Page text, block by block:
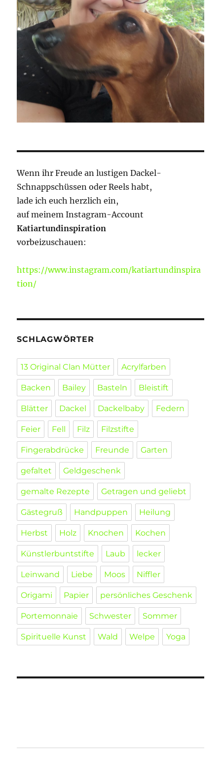
Wenn ihr Freude an lustigen Dackel-
Schnappschüssen oder Reels habt,
lade ich euch herzlich ein,
auf meinem Instagram-Account
Katiartundinspiration
vorbeizuschauen:
https://www.instagram.com/katiartundinspira
tion/
SCHLAGWÖRTER
13 Original Clan Mütter Acrylfarben
Backen Bailey Basteln Bleistift
Blätter Dackel Dackelbaby Federn
Feier Fell Filz Filzstifte
Fingerabdrücke Freunde Garten
gefaltet Geldgeschenk
gemalte Rezepte Getragen und geliebt
Gästegruß Handpuppen Heilung
Herbst Holz Knochen Kochen
Künstlerbuntstifte Laub lecker
Leinwand Liebe Moos Niffler
Origami Papier persönliches Geschenk
Portemonnaie Schwester Sommer
Spirituelle Kunst Wald Welpe Yoga